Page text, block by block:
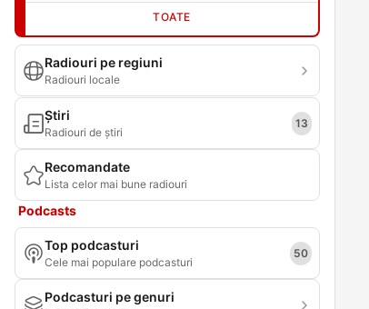
TOATE
Radiouri pe regiuni
Radiouri locale
Știri
Radiouri de știri
13
Recomandate
Lista celor mai bune radiouri
Podcasts
Top podcasturi
Cele mai populare podcasturi
50
Podcasturi pe genuri